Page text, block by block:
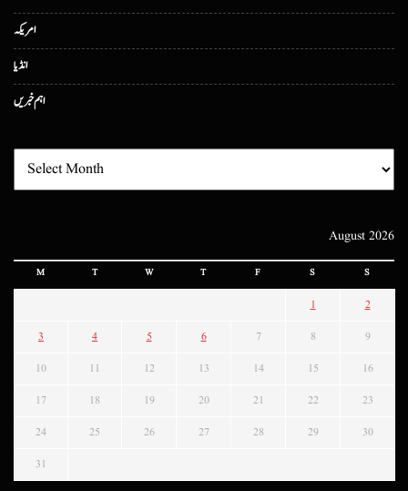
امریکہ
انڈیا
اہم خبریں
August 2026
M T W T F S S
1 2
3 4 5 6 7 8 9
10 11 12 13 14 15 16
17 18 19 20 21 22 23
24 25 26 27 28 29 30
31